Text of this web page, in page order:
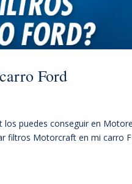
Ford
puedes conseguir en
filtros Motorcraft en mi carro